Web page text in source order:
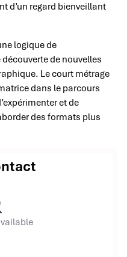
d’un regard bienveillant
logique de
de nouvelles
Le court métrage
dans le parcours
et de
des formats plus